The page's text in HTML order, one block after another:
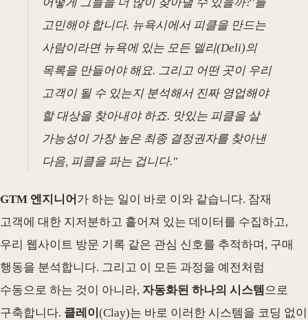
고민해야 합니다. 뉴욕시에서 피클을 만드는
사람이라면 뉴욕에 있는 모든 델리(Deli)의
목록을 만들어야 해요. 그리고 어떤 곳이 우리
고객이 될 수 있는지 분석해서 진짜 영업해야
할 대상을 찾아내야 하죠. 맛있는 피클을 살
가능성이 가장 높은 최종 결정권자를 찾아낸
다음, 피클을 파는 겁니다."
GTM 엔지니어 가 하는 일이 바로 이와 같습니다. 잠재
고객에 대한 지저분하고 흩어져 있는 데이터를 수집하고,
우리 웹사이트 방문 기록 같은 관심 신호를 추적하며, 구매
행동을 분석합니다. 그리고 이 모든 과정을 예전처럼
수동으로 하는 것이 아니라, 자동화된 하나의 시스템 으로
구축합니다. 클레이 (Clay)는 바로 이러한 시스템을 코딩 없이